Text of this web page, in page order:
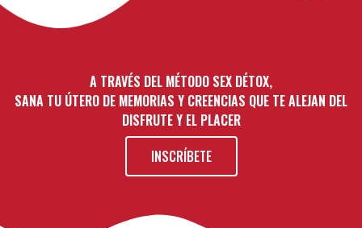
A TRAVÉS DEL MÉTODO SEX DÉTOX,
SANA TU ÚTERO DE MEMORIAS Y CREENCIAS QUE TE ALEJAN DEL
DISFRUTE Y EL PLACER
INSCRÍBETE